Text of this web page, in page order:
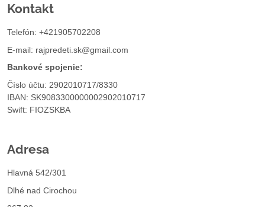
Kontakt
Telefón: +421905702208
E-mail: rajpredeti.sk@gmail.com
Bankové spojenie:
Číslo účtu: 2902010717/8330
IBAN: SK9083300000002902010717
Swift: FIOZSKBA
Adresa
Hlavná 542/301
Dlhé nad Cirochou